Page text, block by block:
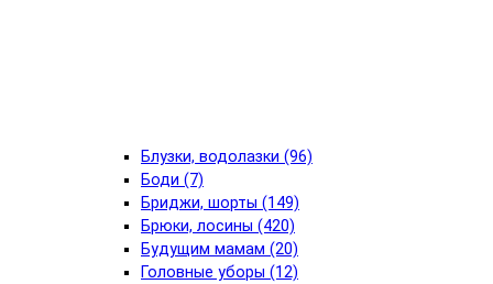
Блузки, водолазки (96)
Боди (7)
Бриджи, шорты (149)
Брюки, лосины (420)
Будущим мамам (20)
Головные уборы (12)